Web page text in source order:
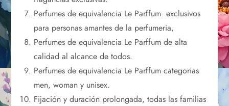
Perfumes de equivalencia Le Parffum exclusivos
para personas amantes de la perfumeria,
Perfumes de equivalencia Le Parffum de alta
calidad al alcance de todos.
Perfumes de equivalencia Le Parffum categorias
men, woman y unisex.
Fijación y duración prolongada, todas las familias